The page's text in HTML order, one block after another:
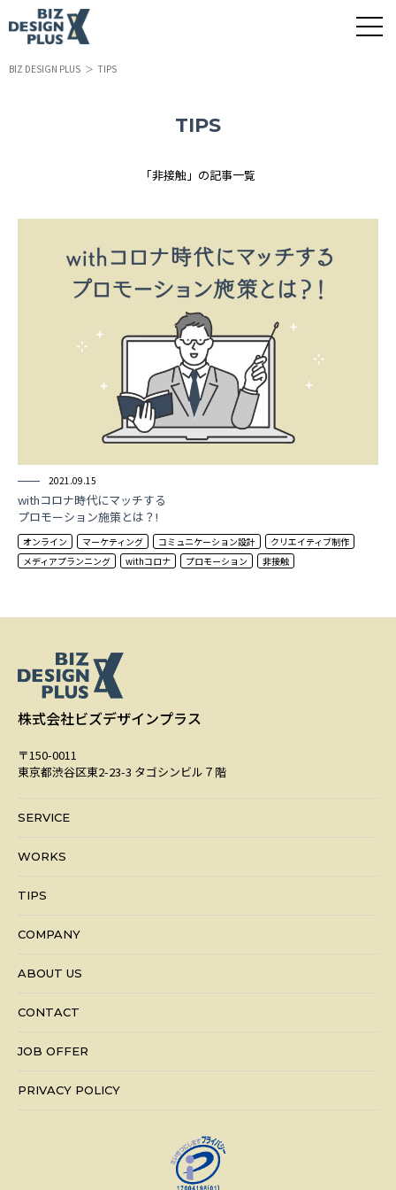
BIZ DESIGN PLUS TIPS
TIPS
「非接触」の記事一覧
2021.09.15
withコロナ時代にマッチする
プロモーション施策とは？!
オンライン マーケティング コミュニケーション設計
クリエイティブ制作
メディアプランニング
withコロナ プロモーション 非接触
株式会社ビズデザインプラス
〒150-0011
東京都渋谷区東2-23-3 タゴシンビル７階
SERVICE
WORKS
TIPS
COMPANY
ABOUT US
CONTACT
JOB OFFER
PRIVACY POLICY